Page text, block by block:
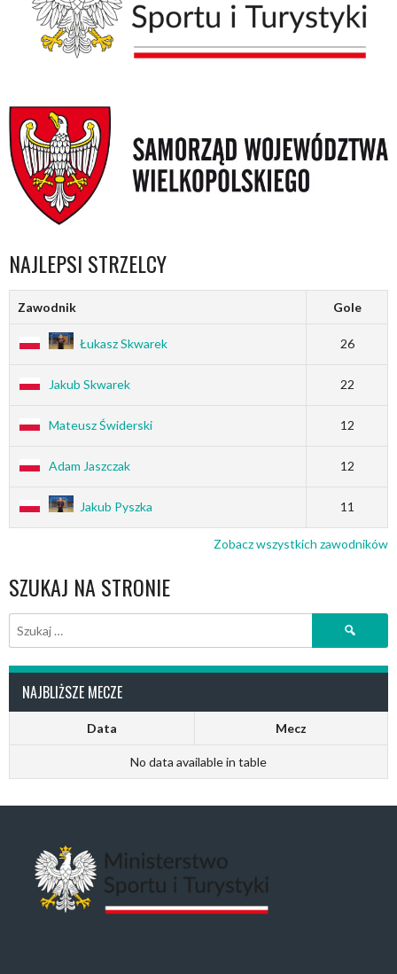
NAJLEPSI STRZELCY
Zawodnik Gole
Łukasz Skwarek 26
Jakub Skwarek 22
Mateusz Świderski 12
Adam Jaszczak 12
Jakub Pyszka 11
Zobacz wszystkich zawodników
SZUKAJ NA STRONIE
Szukaj:
NAJBLIŻSZE MECZE
Data Mecz
No data available in table